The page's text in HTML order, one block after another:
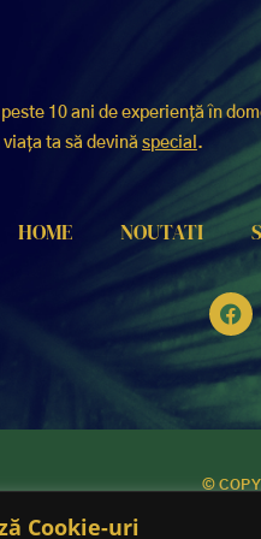
Cookie-uri
peste 10 ani de experiență în
viața ta să devină special .
HOME NOUTATI
©